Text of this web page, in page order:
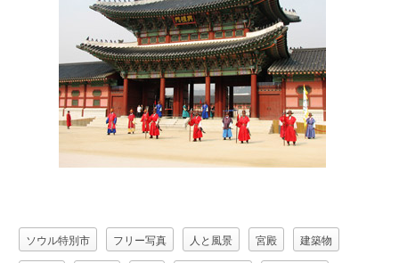
ソウル特別市 フリー写真 人と風景 宮殿 建築物